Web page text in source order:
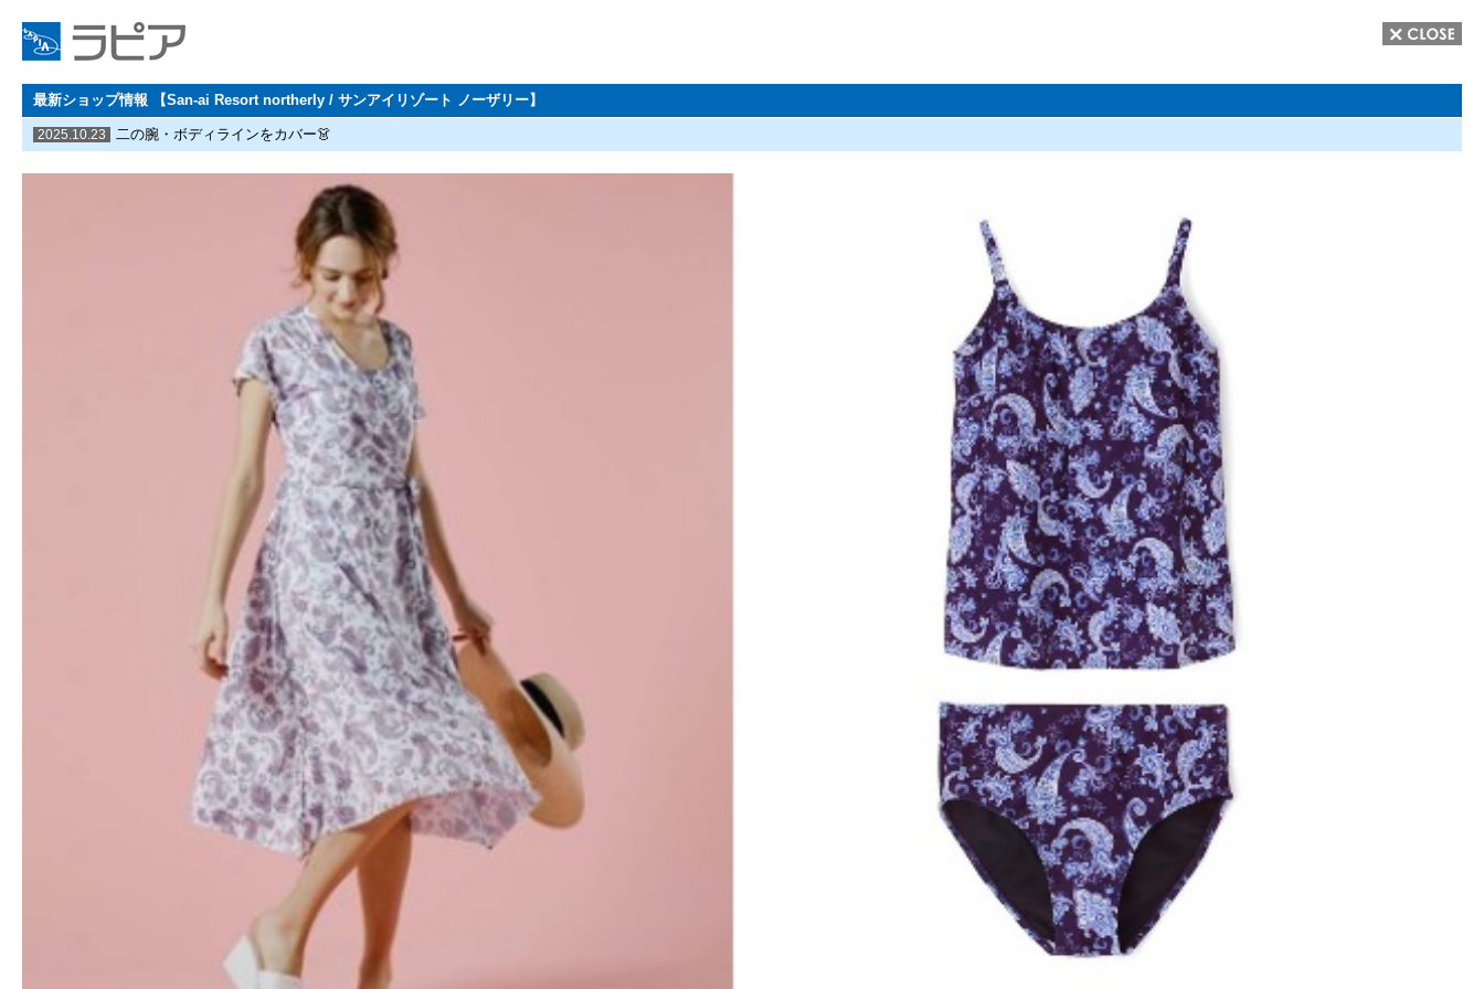
最新ショップ情報 【San-ai Resort northerly / サンアイリゾート ノーザリー】
2025.10.23 二の腕・ボディラインをカバー👗